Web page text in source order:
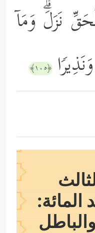
نَزَلَۗ وَمَاۤ
﴿١٠٥﴾